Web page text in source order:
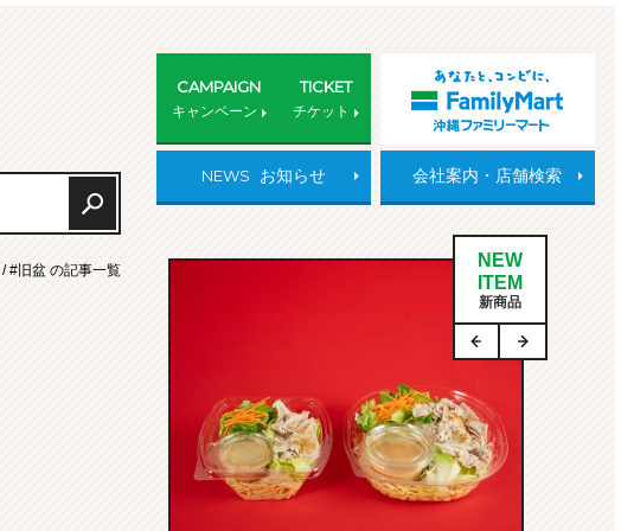
CAMPAIGN
キャンペーン
TICKET
チケット
NEWS お知らせ 会社案内・店舗検索
/ #旧盆 の記事一覧
NEW
ITEM
新商品